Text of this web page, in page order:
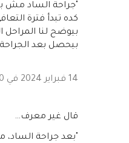
"جراحة الساد مش
كده تبدأ فترة
بيوضح لنا المراحل
بيحصل بعد
14 فبراير 2024 في 2:50 م
‏قال غير معرف…
"بعد جراحة الساد،